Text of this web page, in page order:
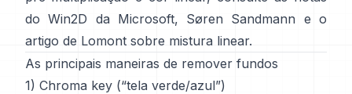
do Win2D da Microsoft, Søren Sandmann e o
artigo de Lomont sobre mistura linear.
As principais maneiras de remover fundos
1) Chroma key (“tela verde/azul”)